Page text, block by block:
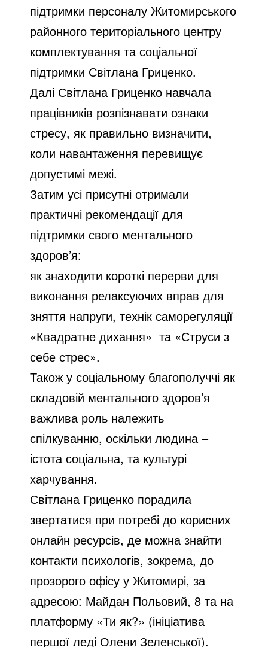
підтримки персоналу Житомирського
районного територіального центру
комплектування та соціальної
підтримки Світлана Гриценко.
Далі Світлана Гриценко навчала
працівників розпізнавати ознаки
стресу, як правильно визначити,
коли навантаження перевищує
допустимі межі.
Затим усі присутні отримали
практичні рекомендації для
підтримки свого ментального
здоров’я:
як знаходити короткі перерви для
виконання релаксуючих вправ для
зняття напруги, технік саморегуляції
«Квадратне дихання» та «Струси з
себе стрес».
Також у соціальному благополуччі як
складовій ментального здоров’я
важлива роль належить
спілкуванню, оскільки людина –
істота соціальна, та культурі
харчування.
Світлана Гриценко порадила
звертатися при потребі до корисних
онлайн ресурсів, де можна знайти
контакти психологів, зокрема, до
прозорого офісу у Житомирі, за
адресою: Майдан Польовий, 8 та на
платформу «Ти як?» (ініціатива
першої леді Олени Зеленської).